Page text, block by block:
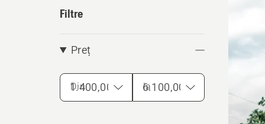
Filtre
Preț
Din la